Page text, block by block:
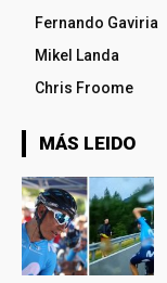
Fernando Gaviria
Mikel Landa
Chris Froome
MÁS LEIDO